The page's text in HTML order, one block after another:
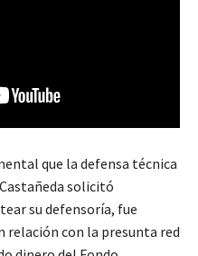
que la defensa técnica
solicitó
su defensoría, fue
relación con la presunta red